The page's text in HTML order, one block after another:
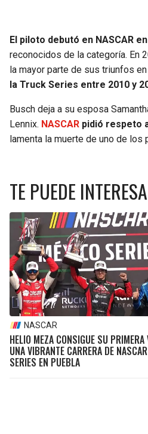
El piloto debutó en NASCAR
reconocidos de la categoría. En
la mayor parte de sus triunfos
la Truck Series entre 2010 y
Busch deja a su esposa
Lennix. NASCAR pidió respeto
lamenta la muerte de uno de
TE PUEDE
NASCAR
HELIO MEZA CONSIGUE SU PRIMERA
UNA VIBRANTE CARRERA DE
SERIES EN PUEBLA